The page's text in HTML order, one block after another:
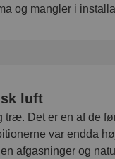
og mangler i
luft
Det er en af de
var endda
afgasninger og